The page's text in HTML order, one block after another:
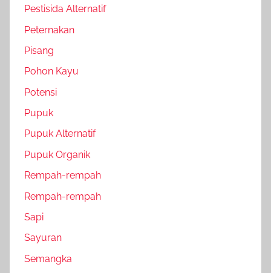
Pestisida Alternatif
Peternakan
Pisang
Pohon Kayu
Potensi
Pupuk
Pupuk Alternatif
Pupuk Organik
Rempah-rempah
Rempah-rempah
Sapi
Sayuran
Semangka